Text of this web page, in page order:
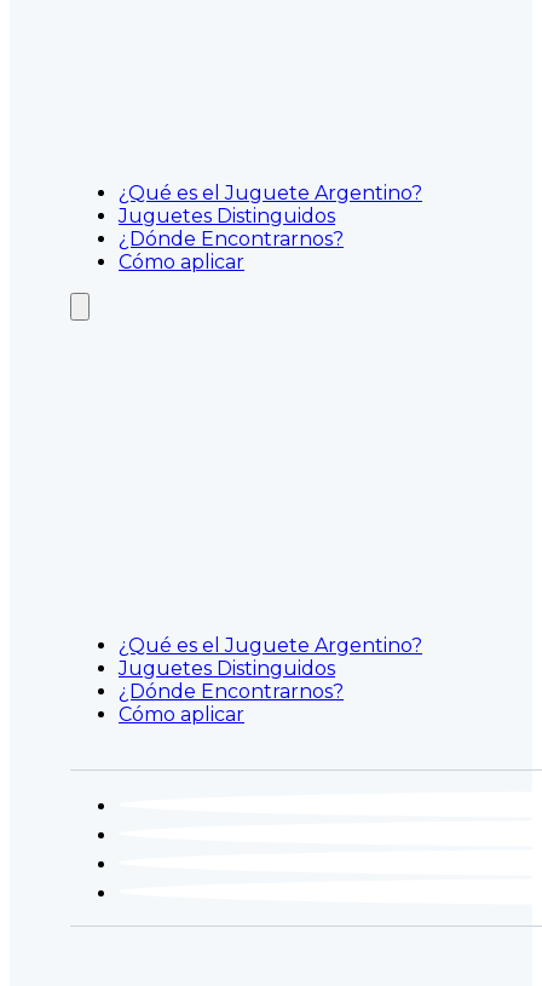
¿Qué es el Juguete Argentino?
Juguetes Distinguidos
¿Dónde Encontrarnos?
Cómo aplicar
¿Qué es el Juguete Argentino?
Juguetes Distinguidos
¿Dónde Encontrarnos?
Cómo aplicar